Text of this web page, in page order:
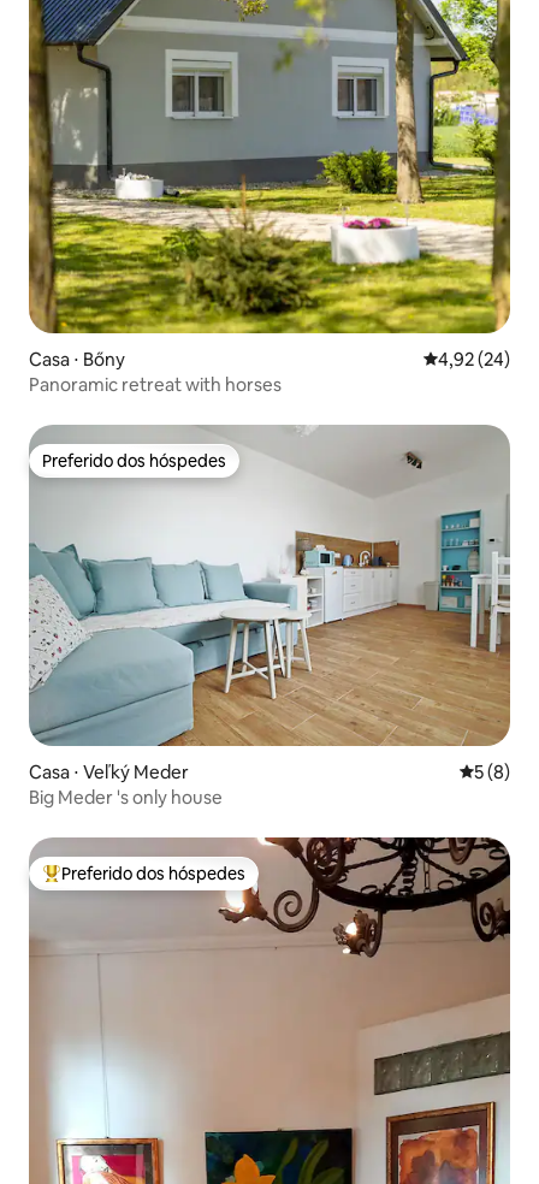
Casa ⋅ Bőny 4,92 de uma
4,92 (24)
Panoramic retreat with horses
Preferido dos hóspedes
Preferido dos hóspedes
Casa ⋅ Veľký Meder 5 de
5 (8)
Big Meder 's only house
Entre os melhores preferidos dos hóspedes
Preferido dos hóspedes